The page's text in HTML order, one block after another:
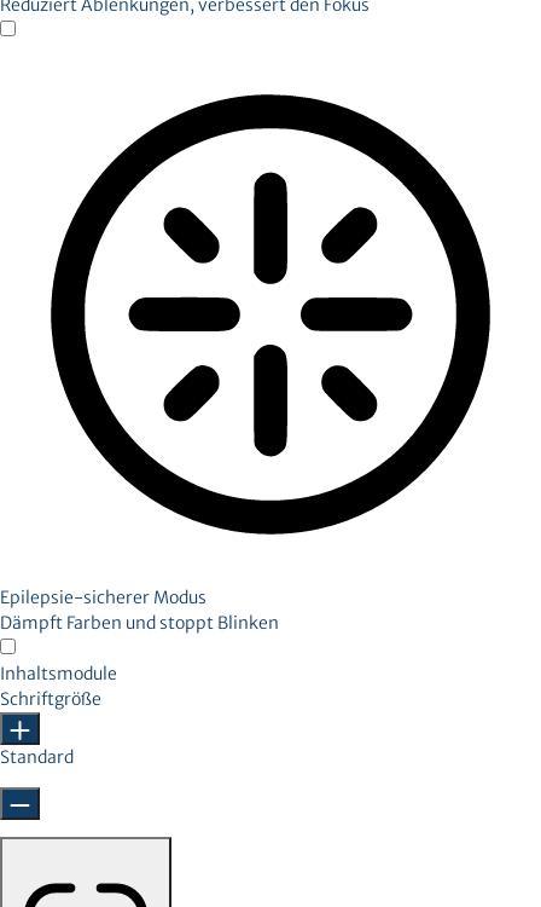
Reduziert Ablenkungen, verbessert den Fokus
Epilepsie-sicherer Modus
Dämpft Farben und stoppt Blinken
Inhaltsmodule
Schriftgröße
Standard